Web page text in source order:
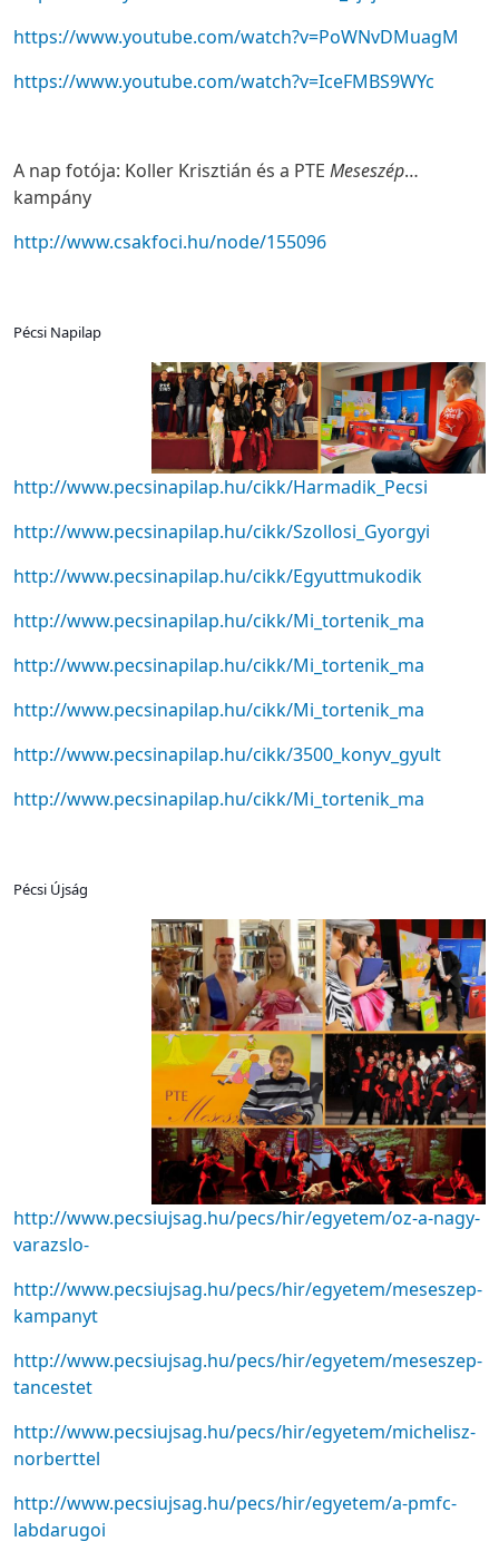
https://www.youtube.com/watch?v=PoWNvDMuagM
https://www.youtube.com/watch?v=IceFMBS9WYc
A nap fotója: Koller Krisztián és a PTE Meseszép…
kampány
http://www.csakfoci.hu/node/155096
Pécsi Napilap
http://www.pecsinapilap.hu/cikk/Harmadik_Pecsi
http://www.pecsinapilap.hu/cikk/Szollosi_Gyorgyi
http://www.pecsinapilap.hu/cikk/Egyuttmukodik
http://www.pecsinapilap.hu/cikk/Mi_tortenik_ma
http://www.pecsinapilap.hu/cikk/Mi_tortenik_ma
http://www.pecsinapilap.hu/cikk/Mi_tortenik_ma
http://www.pecsinapilap.hu/cikk/3500_konyv_gyult
http://www.pecsinapilap.hu/cikk/Mi_tortenik_ma
Pécsi Újság
http://www.pecsiujsag.hu/pecs/hir/egyetem/oz-a-nagy-
varazslo-
http://www.pecsiujsag.hu/pecs/hir/egyetem/meseszep-
kampanyt
http://www.pecsiujsag.hu/pecs/hir/egyetem/meseszep-
tancestet
http://www.pecsiujsag.hu/pecs/hir/egyetem/michelisz-
norberttel
http://www.pecsiujsag.hu/pecs/hir/egyetem/a-pmfc-
labdarugoi